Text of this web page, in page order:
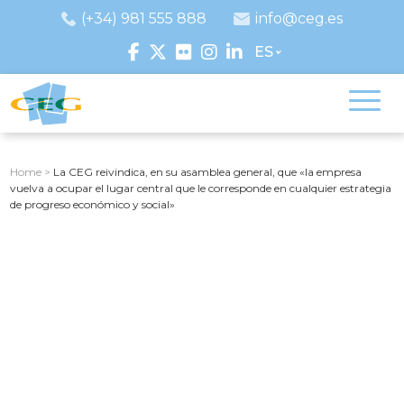
(+34) 981 555 888
info@ceg.es
ES
Home > La CEG reivindica, en su asamblea general, que «la empresa
vuelva a ocupar el lugar central que le corresponde en cualquier estrategia
de progreso económico y social»